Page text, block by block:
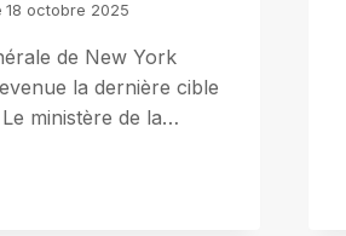
18 octobre 2025
de New York
la dernière cible
ministère de la…